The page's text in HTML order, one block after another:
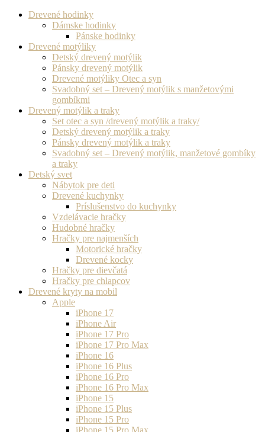
Drevené hodinky
Dámske hodinky
Pánske hodinky
Drevené motýliky
Detský drevený motýlik
Pánsky drevený motýlik
Drevené motýliky Otec a syn
Svadobný set – Drevený motýlik s manžetovými
gombíkmi
Drevený motýlik a traky
Set otec a syn /drevený motýlik a traky/
Detský drevený motýlik a traky
Pánsky drevený motýlik a traky
Svadobný set – Drevený motýlik, manžetové gombíky
a traky
Detský svet
Nábytok pre deti
Drevené kuchynky
Príslušenstvo do kuchynky
Vzdelávacie hračky
Hudobné hračky
Hračky pre najmenších
Motorické hračky
Drevené kocky
Hračky pre dievčatá
Hračky pre chlapcov
Drevené kryty na mobil
Apple
iPhone 17
iPhone Air
iPhone 17 Pro
iPhone 17 Pro Max
iPhone 16
iPhone 16 Plus
iPhone 16 Pro
iPhone 16 Pro Max
iPhone 15
iPhone 15 Plus
iPhone 15 Pro
iPhone 15 Pro Max